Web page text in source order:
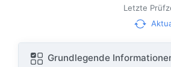
Letzte
Grundlegende